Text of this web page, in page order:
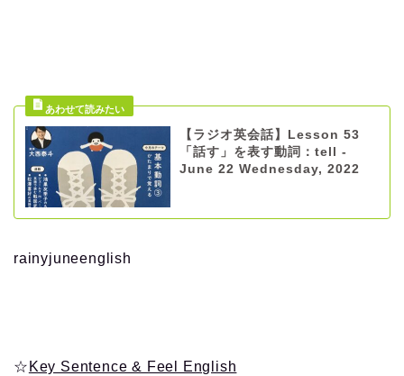
【ラジオ英会話】Lesson 53
「話す」を表す動詞：tell -
June 22 Wednesday, 2022
rainyjuneenglish
☆ Key Sentence & Feel English